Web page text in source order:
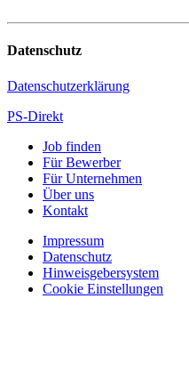
Datenschutz
Datenschutzerklärung
PS-Direkt
Job finden
Für Bewerber
Für Unternehmen
Über uns
Kontakt
Impressum
Datenschutz
Hinweisgebersystem
Cookie Einstellungen